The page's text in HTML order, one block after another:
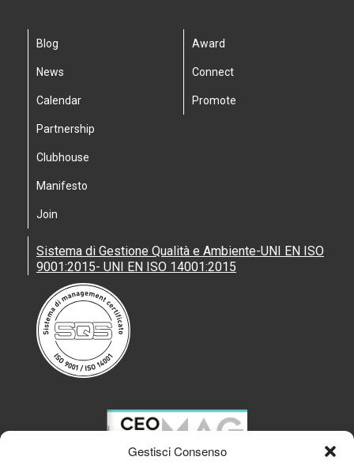
Gestisci Consenso
Blog
News
Calendar
Partnership
Clubhouse
Manifesto
Join
Award
Connect
Promote
Sistema di Gestione Qualità e Ambiente-UNI EN ISO
9001:2015- UNI EN ISO 14001:2015